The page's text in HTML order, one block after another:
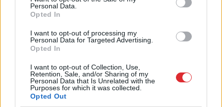
Personal Data.
Opted In
I want to opt-out of processing my
Personal Data for Targeted Advertising.
Opted In
I want to opt-out of Collection, Use,
Retention, Sale, and/or Sharing of my
Personal Data that Is Unrelated with the
Purposes for which it was collected.
Opted Out
Kabacisir? 3 gardas
receptes ar kabačiem –
salāti, ripiņas un
biezzupa
TESTS.
numurzīme redzama
attēlā? Tikai retais šajā